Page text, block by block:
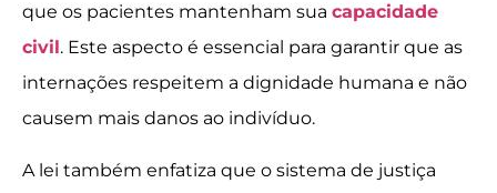
que os pacientes mantenham sua capacidade
civil. Este aspecto é essencial para garantir que as
internações respeitem a dignidade humana e não
causem mais danos ao indivíduo.
A lei também enfatiza que o sistema de justiça